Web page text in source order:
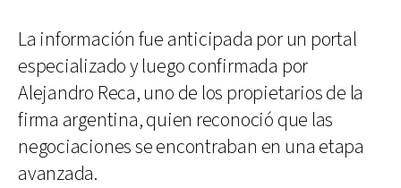
La información fue anticipada por un portal
especializado y luego confirmada por
Alejandro Reca, uno de los propietarios de la
firma argentina, quien reconoció que las
negociaciones se encontraban en una etapa
avanzada.